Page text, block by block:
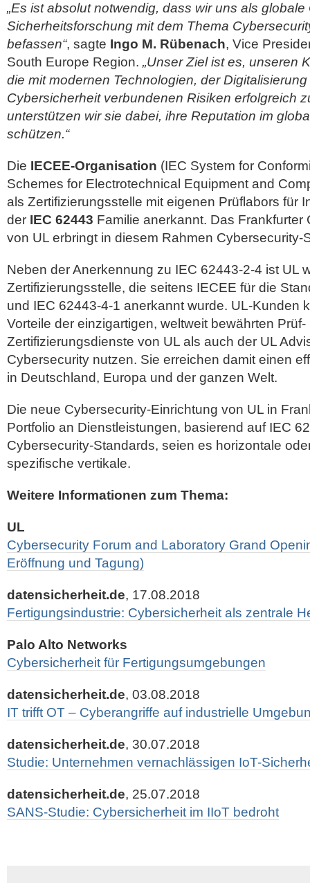
„Es ist absolut notwendig, dass wir uns als
Sicherheitsforschung mit dem Thema
befassen“, sagte Ingo M. Rübenach, Vice
South Europe Region. „Unser Ziel ist es, unseren
die mit modernen Technologien, der
Cybersicherheit verbundenen Risiken erfolgreich
unterstützen wir sie dabei, ihre Reputation im
schützen.“
Die IECEE-Organisation (IEC System for
Schemes for Electrotechnical Equipment and
als Zertifizierungsstelle mit eigenen Prüflabors für
der IEC 62443 Familie anerkannt. Das Frankfurter
von UL erbringt in diesem Rahmen Cybersecurity-
Neben der Anerkennung zu IEC 62443-2-4 ist UL
Zertifizierungsstelle, die seitens IECEE für die
und IEC 62443-4-1 anerkannt wurde. UL-Kunden
Vorteile der einzigartigen, weltweit bewährten Prüf-
Zertifizierungsdienste von UL als auch der UL
Cybersecurity nutzen. Sie erreichen damit einen
in Deutschland, Europa und der ganzen Welt.
Die neue Cybersecurity-Einrichtung von UL in
Portfolio an Dienstleistungen, basierend auf IEC
Cybersecurity-Standards, seien es horizontale
spezifische vertikale.
Weitere Informationen zum Thema:
UL
Cybersecurity Forum and Laboratory Grand
Eröffnung und Tagung)
datensicherheit.de, 17.08.2018
Fertigungsindustrie: Cybersicherheit als zentrale
Palo Alto Networks
Cybersicherheit für Fertigungsumgebungen
datensicherheit.de, 03.08.2018
IT trifft OT – Cyberangriffe auf industrielle
datensicherheit.de, 30.07.2018
Studie: Unternehmen vernachlässigen IoT-
datensicherheit.de, 25.07.2018
SANS-Studie: Cybersicherheit im IIoT bedroht